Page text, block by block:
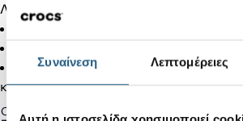
Συναίνεση Λεπτομέρειες
Λεπτομέρειες Προϊόντος:
Στα προϊόντα της κατηγορίας Jibbitz
και επιστροφές.
Gender: